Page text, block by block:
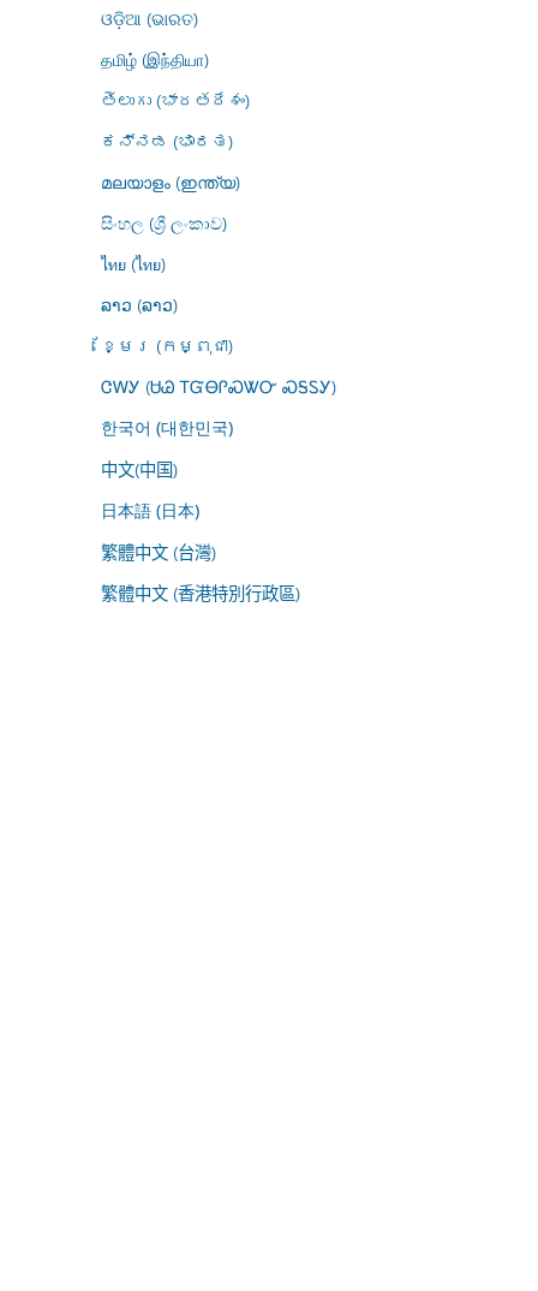
ଓଡ଼ିଆ (ଭାରତ)
தமிழ் (இந்தியா)
తెలుగు (భారతదేశం)
ಕನ್ನಡ (ಭಾರತ)
മലയാളം (ഇന്ത്യ)
සිංහල (ශ්‍රී ලංකාව)
ไทย (ไทย)
ລາວ (ລາວ)
ខ្មែរ (កម្ពុជា)
ᏣᎳᎩ (ᏌᏊ ᎢᏳᎾᎵᏍᏔᏅ ᏍᎦᏚᎩ)
한국어 (대한민국)
中文(中国)
日本語 (日本)
繁體中文 (台灣)
繁體中文 (香港特別行政區)